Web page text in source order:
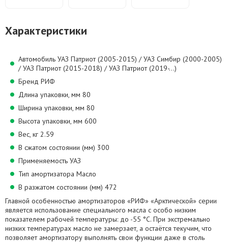
Характеристики
Автомобиль УАЗ Патриот (2005-2015) / УАЗ Симбир (2000-2005)
/ УАЗ Патриот (2015-2018) / УАЗ Патриот (2019-...)
Бренд РИФ
Длина упаковки, мм 80
Ширина упаковки, мм 80
Высота упаковки, мм 600
Вес, кг 2.59
В сжатом состоянии (мм) 300
Применяемость УАЗ
Тип амортизатора Масло
В разжатом состоянии (мм) 472
Главной особенностью амортизаторов «РИФ» «Арктической» серии
является использование специального масла с особо низким
показателем рабочей температуры: до -55 °С. При экстремально
низких температурах масло не замерзает, а остаётся текучим, что
позволяет амортизатору выполнять свои функции даже в столь